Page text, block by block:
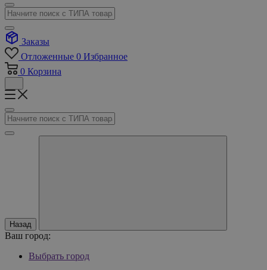
Заказы
Отложенные 0 Избранное
0 Корзина
Назад
Ваш город:
Выбрать город